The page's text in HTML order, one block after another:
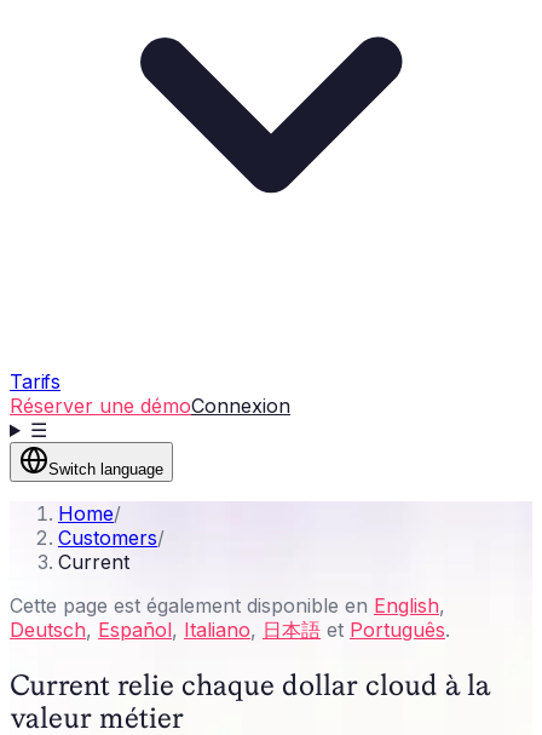
Tarifs
Réserver une démoConnexion
☰
Switch language
Home/
Customers/
Current
Cette page est également disponible en English,
Deutsch, Español, Italiano, 日本語 et Português.
Current relie chaque dollar cloud à la
valeur métier